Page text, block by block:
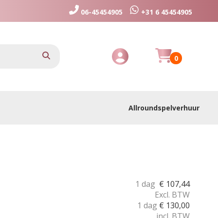
06-45454905 +31 6 45454905
zoeken
Toggle Account dropdown
Huurmandje
0
Allroundspelverhuur
1 dag € 107,44
Excl. BTW
1 dag € 130,00